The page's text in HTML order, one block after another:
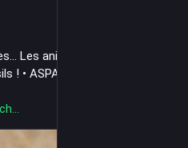
Les animaux sauvages ont
! • ASPAS